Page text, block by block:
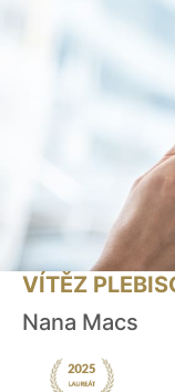
VÍTĚZ
Nana Macs